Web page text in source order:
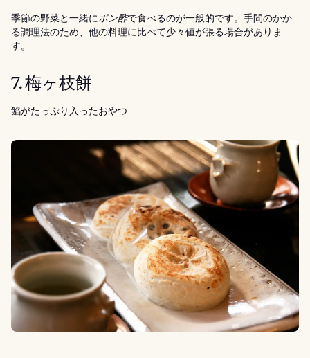
季節の野菜と一緒にポン酢で食べるのが一般的です。手間のかか
る調理法のため、他の料理に比べて少々値が張る場合がありま
す。
7. 梅ヶ枝餅
餡がたっぷり入ったおやつ